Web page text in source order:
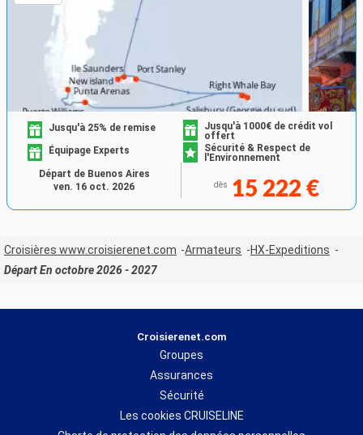
Jusqu'à 25% de remise
Jusqu'à 1000€ de crédit vol
offert
Équipage Experts
Sécurité & Respect de
l'Environnement
dès 15 222 €
Départ de Buenos Aires
ven. 16 oct. 2026
Croisières www.croisierenet.com Armateurs
HX-Expeditions
Départ En octobre 2026 - 2027
Croisierenet.com
Groupes
Assurances
Sécurité
Les cookies CRUISELINE